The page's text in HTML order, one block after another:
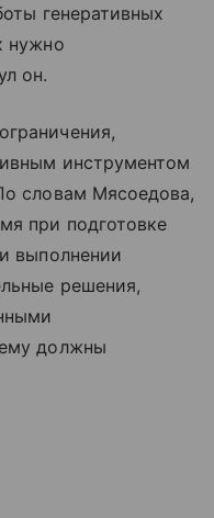
генеративных
нужно
он.
инструментом
словам Мясоедова,
при подготовке
выполнении
решения,
должны